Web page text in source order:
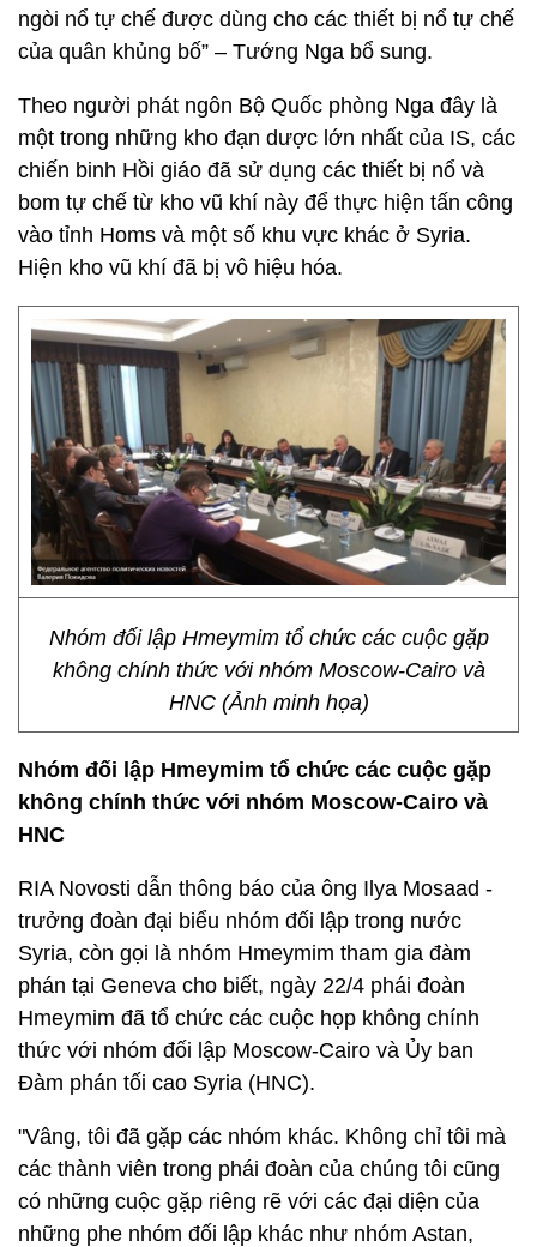
ngòi nổ tự chế được dùng cho các thiết bị nổ tự chế
của quân khủng bố” – Tướng Nga bổ sung.
Theo người phát ngôn Bộ Quốc phòng Nga đây là
một trong những kho đạn dược lớn nhất của IS, các
chiến binh Hồi giáo đã sử dụng các thiết bị nổ và
bom tự chế từ kho vũ khí này để thực hiện tấn công
vào tỉnh Homs và một số khu vực khác ở Syria.
Hiện kho vũ khí đã bị vô hiệu hóa.
Nhóm đối lập Hmeymim tổ chức các cuộc gặp
không chính thức với nhóm Moscow-Cairo và
HNC (Ảnh minh họa)
Nhóm đối lập Hmeymim tổ chức các cuộc gặp
không chính thức với nhóm Moscow-Cairo và
HNC
RIA Novosti dẫn thông báo của ông Ilya Mosaad -
trưởng đoàn đại biểu nhóm đối lập trong nước
Syria, còn gọi là nhóm Hmeymim tham gia đàm
phán tại Geneva cho biết, ngày 22/4 phái đoàn
Hmeymim đã tổ chức các cuộc họp không chính
thức với nhóm đối lập Moscow-Cairo và Ủy ban
Đàm phán tối cao Syria (HNC).
"Vâng, tôi đã gặp các nhóm khác. Không chỉ tôi mà
các thành viên trong phái đoàn của chúng tôi cũng
có những cuộc gặp riêng rẽ với các đại diện của
những phe nhóm đối lập khác như nhóm Astan,